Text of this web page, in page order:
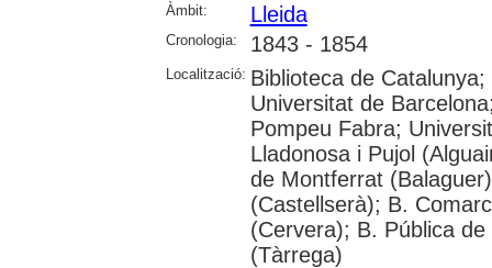
Àmbit:
Lleida
Cronologia: 1843 - 1854
Localització: Biblioteca de
Universitat de
Pompeu Fabra;
Lladonosa i Pujol
de Montferrat
(Castellserà); B.
(Cervera); B. Pública
(Tàrrega)